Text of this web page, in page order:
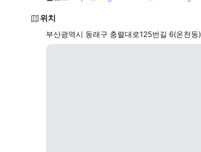
위치
부산광역시 동래구 충렬대로125번길 6(온천동)